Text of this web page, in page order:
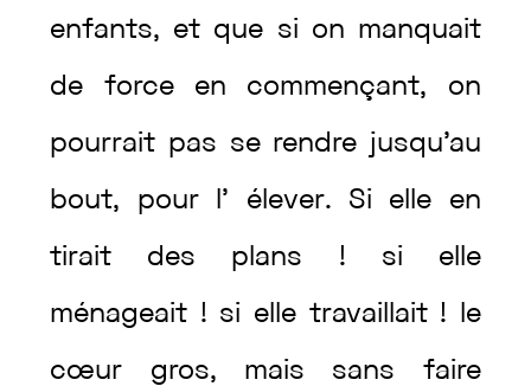
enfants, et que si on manquait
de force en commençant, on
pourrait pas se rendre jusqu’au
bout, pour l’ élever. Si elle en
tirait des plans ! si elle
ménageait ! si elle travaillait ! le
cœur gros, mais sans faire